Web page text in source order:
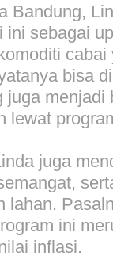
Bandung,
ini sebagai
cabai
bisa
juga menjadi
lewat
juga
lahan.
ini
inflasi.